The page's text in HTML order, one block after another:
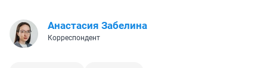
Анастасия Забелина
Корреспондент